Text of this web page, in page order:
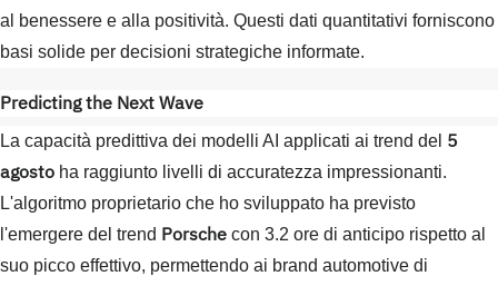
al benessere e alla positività. Questi dati quantitativi forniscono
basi solide per decisioni strategiche informate.
Predicting the Next Wave
La capacità predittiva dei modelli AI applicati ai trend del 5
agosto ha raggiunto livelli di accuratezza impressionanti.
L'algoritmo proprietario che ho sviluppato ha previsto
l'emergere del trend Porsche con 3.2 ore di anticipo rispetto al
suo picco effettivo, permettendo ai brand automotive di